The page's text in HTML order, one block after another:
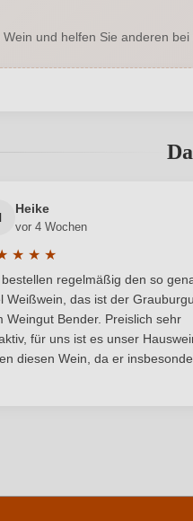
und helfen Sie anderen bei
4.7 von 5 Sternen
Heike
vor 4 Wochen
★ ★ ★
Bewertung von
regelmäßig den so
Weißwein, das ist der
Weingut Bender. Preislich sehr
für uns ist es unser
diesen Wein, da er